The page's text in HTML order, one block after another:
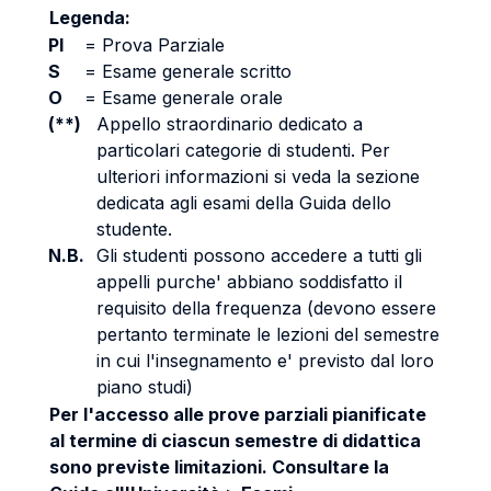
Legenda:
PI
= Prova Parziale
S
= Esame generale scritto
O
= Esame generale orale
(**)
Appello straordinario dedicato a
particolari categorie di studenti. Per
ulteriori informazioni si veda la sezione
dedicata agli esami della Guida dello
studente.
N.B. Gli studenti possono accedere a tutti gli
appelli purche' abbiano soddisfatto il
requisito della frequenza (devono essere
pertanto terminate le lezioni del semestre
in cui l'insegnamento e' previsto dal loro
piano studi)
Per l'accesso alle prove parziali pianificate
al termine di ciascun semestre di didattica
sono previste limitazioni. Consultare la